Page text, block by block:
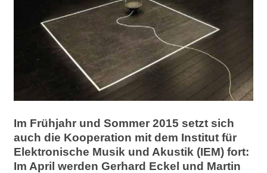
b
oIm Frühjahr und Sommer 2015 setzt sich
auch die Kooperation mit dem Institut für
Elektronische Musik und Akustik (IEM) fort:
Im April werden Gerhard Eckel und Martin